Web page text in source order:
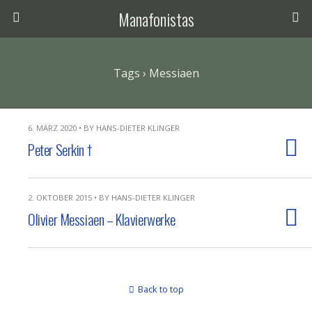
Manafonistas
Tags › Messiaen
6. MÄRZ 2020 • BY HANS-DIETER KLINGER
Peter Serkin †
2. OKTOBER 2015 • BY HANS-DIETER KLINGER
Olivier Messiaen – Klavierwerke
Back to top